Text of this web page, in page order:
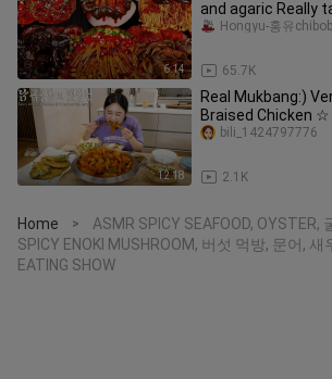
6:14
and agaric Really
65.7K
Hongyu-홍유
12:18
Real Mukbang:)
Braised Chicken
2.1K
bili_1424797776
Home >
ASMR SPICY SEAFOOD, OYSTER,
SPICY ENOKI MUSHROOM, 버섯 먹방, 문어, 새
EATING SHOW